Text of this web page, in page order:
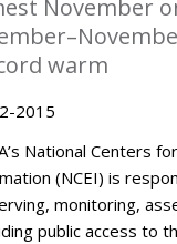
November
warm
2015
National Centers
(NCEI) is
monitoring,
public access to